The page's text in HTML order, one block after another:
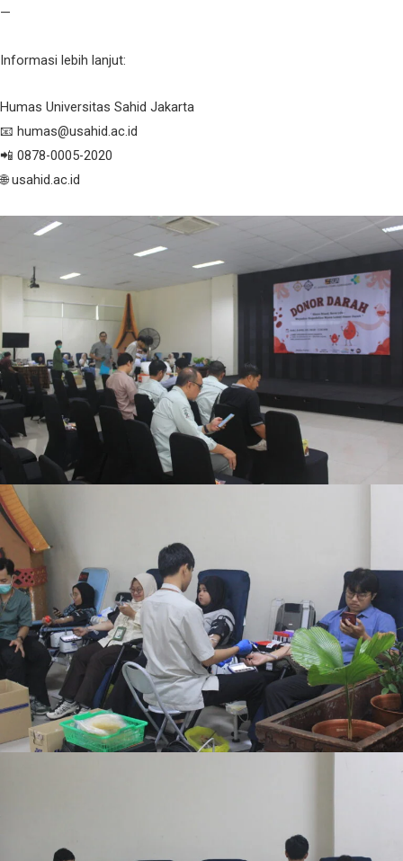
—
Informasi lebih lanjut:
Humas Universitas Sahid Jakarta
📧 humas@usahid.ac.id
📲 0878-0005-2020
🌐 usahid.ac.id